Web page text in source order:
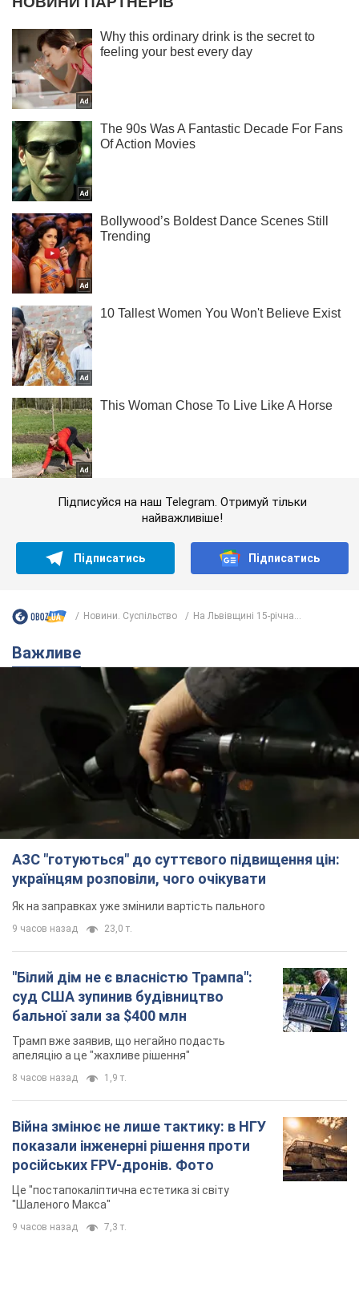
Підписуйся на наш Telegram. Отримуй тільки
найважливіше!
Підписатись Підписатись
Новини. Суспільство На Львівщині 15-річна...
Важливе
АЗС "готуються" до суттєвого підвищення цін:
українцям розповіли, чого очікувати
Як на заправках уже змінили вартість пального
9 часов назад 23,0 т.
"Білий дім не є власністю Трампа":
суд США зупинив будівництво
бальної зали за $400 млн
Трамп вже заявив, що негайно подасть
апеляцію а це "жахливе рішення"
8 часов назад 1,9 т.
Війна змінює не лише тактику: в НГУ
показали інженерні рішення проти
російських FPV-дронів. Фото
Це "постапокаліптична естетика зі світу
"Шаленого Макса"
9 часов назад 7,3 т.